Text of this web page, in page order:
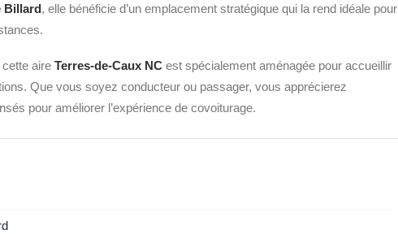
Billard, elle bénéficie d’un emplacement stratégique qui la rend idéale pour
cette aire Terres-de-Caux NC est spécialement aménagée pour accueillir
Que vous soyez conducteur ou passager, vous apprécierez
pour améliorer l’expérience de covoiturage.